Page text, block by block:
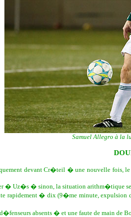
Samuel Allegro à la
devant Cr�teil � une nouvelle fois,
� Uz�s � sinon, la situation arithm�tique se
rapidement � dix (9�me minute,
d�fenseurs absents � et une faute de main